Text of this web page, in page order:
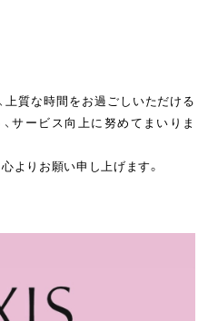
上質な時間をお過ごしいただける
サービス向上に努めてまいりま
よりお願い申し上げます。